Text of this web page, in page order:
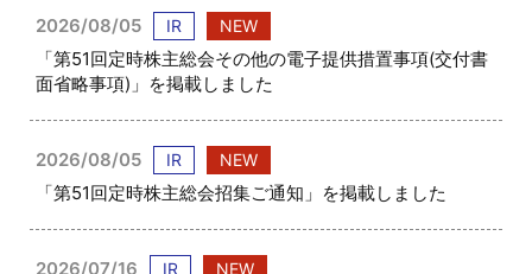
2026/08/05 IR NEW
「第51回定時株主総会その他の電子提供措置事項(交付書
面省略事項)」を掲載しました
2026/08/05 IR NEW
「第51回定時株主総会招集ご通知」を掲載しました
2026/07/16 IR NEW